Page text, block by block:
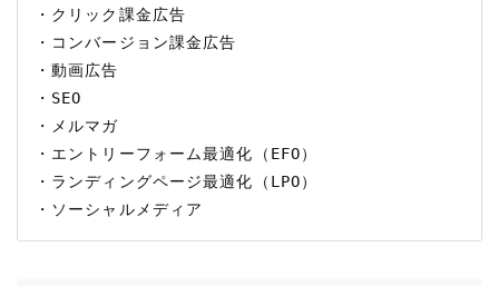
・クリック課金広告
・コンバージョン課金広告
・動画広告
・SEO
・メルマガ
・エントリーフォーム最適化（EFO）
・ランディングページ最適化（LPO）